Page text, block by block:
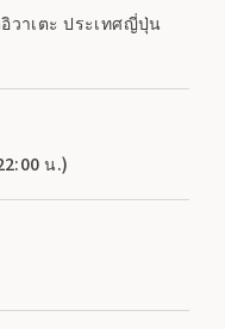
วาเตะ ประเทศญี่ปุ่น
น.)